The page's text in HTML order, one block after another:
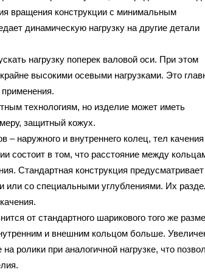
вращения конструкции с минимальным
динамическую нагрузку на другие детали
нагрузку поперек валовой оси. При этом
высокими осевыми нагрузками. Это
технологиям, но изделие может иметь
защитный кожух.
наружного и внутреннего колец, тел
состоит в том, что расстояние между
Стандартная конструкция
или со специальными углублениями. Их
от стандартного шарикового того же
и внешним кольцом больше.
ролики при аналогичной нагрузке, что